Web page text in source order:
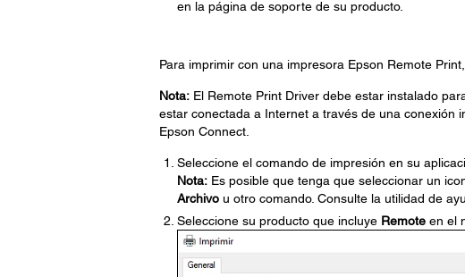
en la página de soporte de su producto.
Para imprimir con una impresora Epson Remote
Nota:El Remote Print Driver debe estar instalado
estar conectada a Internet a través de una conexión
Epson Connect.
Seleccione el comando de impresión en su
Nota:Es posible que tenga que seleccionar un
Archivou otro comando. Consulte la utilidad de
Seleccione su producto que incluye Remoteen el